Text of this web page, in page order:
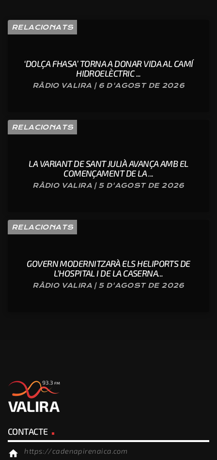
RELACIONATS
‘DOLÇA FHASA’ TORNA A DONAR VIDA AL CAMÍ
HIDROELÈCTRIC ...
RÀDIO VALIRA | 6 D'AGOST DE 2026
RELACIONATS
LA VARIANT DE SANT JULIÀ AVANÇA AMB EL
COMENÇAMENT DE LA ...
RÀDIO VALIRA | 5 D'AGOST DE 2026
RELACIONATS
GOVERN MODERNITZARÀ ELS HELIPORTS DE
L’HOSPITAL I DE LA CASERNA...
RÀDIO VALIRA | 5 D'AGOST DE 2026
CONTACTE
home https://cadenapirenaica.com